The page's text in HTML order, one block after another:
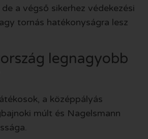
a végső sikerhez védekezési
tornás hatékonyságra lesz
legnagyobb
a középpályás
múlt és Nagelsmann